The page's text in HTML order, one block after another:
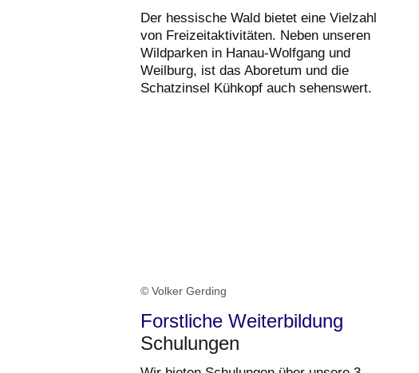
Der hessische Wald bietet eine Vielzahl
von Freizeitaktivitäten. Neben unseren
Wildparken in Hanau-Wolfgang und
Weilburg, ist das Aboretum und die
Schatzinsel Kühkopf auch sehenswert.
© Volker Gerding
Forstliche Weiterbildung
Schulungen